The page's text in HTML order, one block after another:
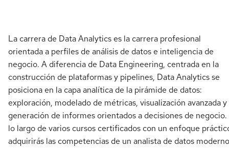
La carrera de Data Analytics es la carrera profesional
orientada a perfiles de análisis de datos e inteligencia de
negocio. A diferencia de Data Engineering, centrada en la
construcción de plataformas y pipelines, Data Analytics se
posiciona en la capa analítica de la pirámide de datos:
exploración, modelado de métricas, visualización avanzada y
generación de informes orientados a decisiones de negocio.
lo largo de varios cursos certificados con un enfoque
adquirirás las competencias de un analista de datos moderno